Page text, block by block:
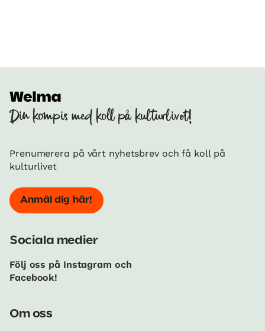
Din kompis med koll på kulturlivet!
Prenumerera på vårt nyhetsbrev och få koll på
kulturlivet
Anmäl dig här!
Sociala medier
Följ oss på Instagram och
Facebook!
Om oss